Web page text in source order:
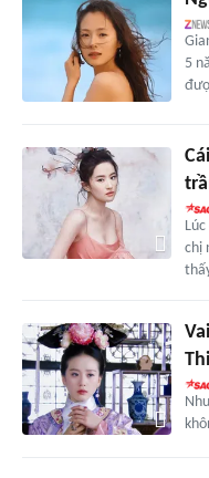
5
chị